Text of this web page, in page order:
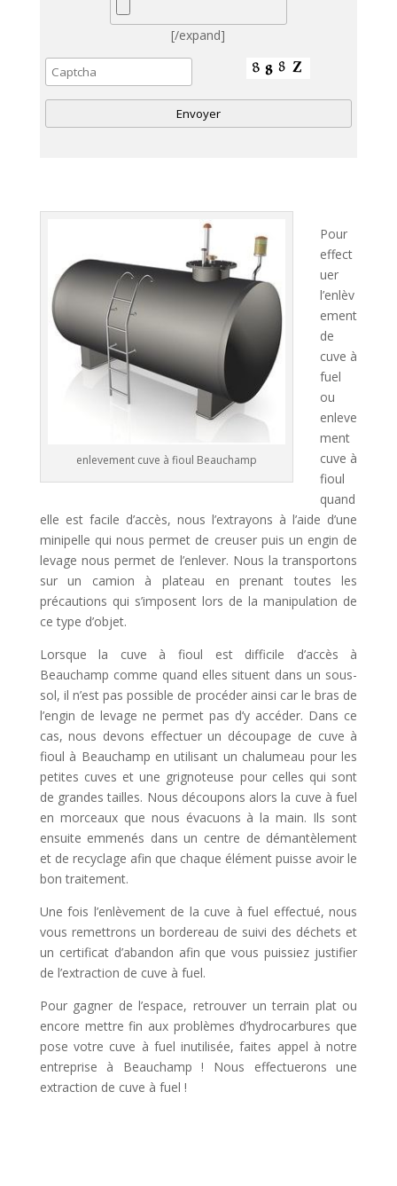
[/expand]
t
enlevement cuve à fioul Beauchamp
Pour
effect
uer
l’enlèv
ement
de
cuve à
fuel
ou
enleve
ment
cuve à
fioul
quand
elle est facile d’accès, nous l’extrayons à l’aide d’une
minipelle qui nous permet de creuser puis un engin de
levage nous permet de l’enlever. Nous la transportons
sur un camion à plateau en prenant toutes les
précautions qui s’imposent lors de la manipulation de
ce type d’objet.
Lorsque la cuve à fioul est difficile d’accès à
Beauchamp comme quand elles situent dans un sous-
sol, il n’est pas possible de procéder ainsi car le bras de
l’engin de levage ne permet pas d’y accéder. Dans ce
cas, nous devons effectuer un découpage de cuve à
fioul à Beauchamp en utilisant un chalumeau pour les
petites cuves et une grignoteuse pour celles qui sont
de grandes tailles. Nous découpons alors la cuve à fuel
en morceaux que nous évacuons à la main. Ils sont
ensuite emmenés dans un centre de démantèlement
et de recyclage afin que chaque élément puisse avoir le
bon traitement.
Une fois l’enlèvement de la cuve à fuel effectué, nous
vous remettrons un bordereau de suivi des déchets et
un certificat d’abandon afin que vous puissiez justifier
de l’extraction de cuve à fuel.
Pour gagner de l’espace, retrouver un terrain plat ou
encore mettre fin aux problèmes d’hydrocarbures que
pose votre cuve à fuel inutilisée, faites appel à notre
entreprise à Beauchamp ! Nous effectuerons une
extraction de cuve à fuel !